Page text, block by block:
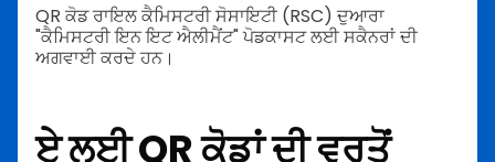
QR ਕੋਡ ਰਾਇਲ ਕੈਮਿਸਟਰੀ ਸੋਸਾਇਟੀ (RSC) ਦੁਆਰਾ
"ਕੈਮਿਸਟਰੀ ਇਨ ਇਟ ਐਲੀਮੈਂਟ" ਪੋਡਕਾਸਟ ਲਈ ਸਕੈਨਰਾਂ ਦੀ
ਅਗਵਾਈ ਕਰਦੇ ਹਨ।
ਏ ਲਈ QR ਕੋਡਾਂ ਦੀ ਵਰਤੋਂ